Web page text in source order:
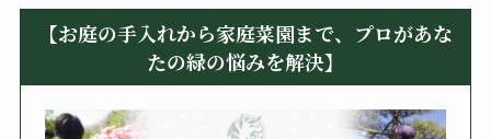
【お庭の手入れから家庭菜園まで、プロがあな
たの緑の悩みを解決】